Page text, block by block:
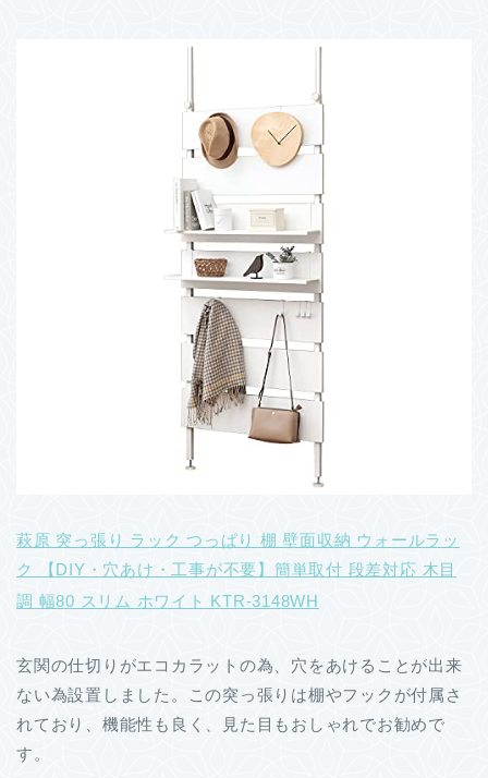
萩原 突っ張り ラック つっぱり 棚 壁面収納 ウォールラッ
ク 【DIY・穴あけ・工事が不要】簡単取付 段差対応 木目
調 幅80 スリム ホワイト KTR-3148WH
玄関の仕切りがエコカラットの為、穴をあけることが出来
ない為設置しました。この突っ張りは棚やフックが付属さ
れており、機能性も良く、見た目もおしゃれでお勧めで
す。